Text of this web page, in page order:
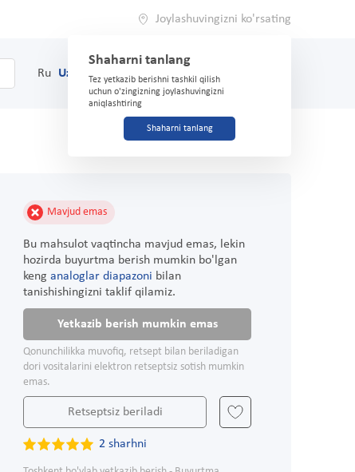
Joylashuvingizni ko'rsating
Shaharni tanlang
Tez yetkazib berishni tashkil qilish
uchun o'zingizning joylashuvingizni
aniqlashtiring
Shaharni tanlang
Ru Uz (71) 200-03-03
Mavjud emas
Bu mahsulot vaqtincha mavjud emas, lekin
hozirda buyurtma berish mumkin bo'lgan
keng analoglar diapazoni bilan
tanishishingizni taklif qilamiz.
Yetkazib berish mumkin emas
Qonunchilikka muvofiq, retsept bilan beriladigan
dori vositalarini elektron retseptsiz sotish mumkin
emas.
Retseptsiz beriladi
2 sharhni